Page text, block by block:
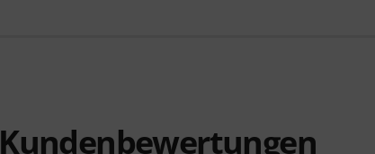
Kundenbewertungen